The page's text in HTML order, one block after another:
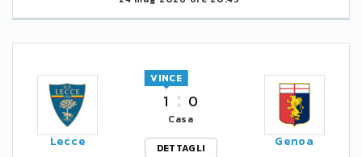
Lecce
1
VINCE
0
Casa
DETTAGLI
Genoa